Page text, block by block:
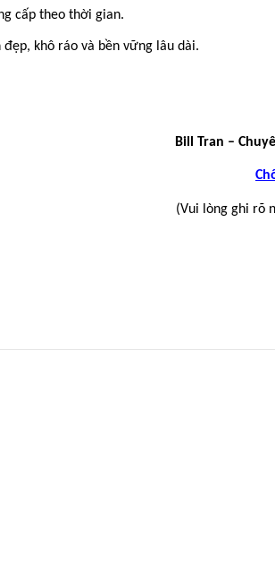
cấp theo thời gian.
khô ráo và bền vững lâu dài.
Bill Tran –
(Vui lòng ghi rõ